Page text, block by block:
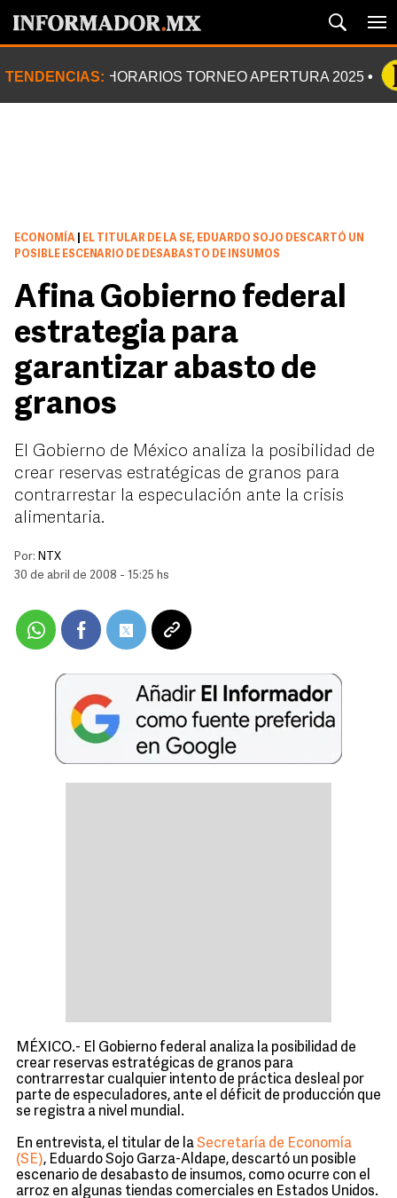
TENDENCIAS: HORARIOS TORNEO APERTURA 2025
ECONOMÍA
EL TITULAR DE LA SE, EDUARDO SOJO DESCARTÓ UN
POSIBLE ESCENARIO DE DESABASTO DE INSUMOS
Afina Gobierno federal
estrategia para
garantizar abasto de
granos
El Gobierno de México analiza la posibilidad de
crear reservas estratégicas de granos para
contrarrestar la especulación ante la crisis
alimentaria.
Por: NTX
30 de abril de 2008 - 15:25 hs
MÉXICO.- El Gobierno federal analiza la posibilidad de
crear reservas estratégicas de granos para
contrarrestar cualquier intento de práctica desleal por
parte de especuladores, ante el déficit de producción que
se registra a nivel mundial.
En entrevista, el titular de laSecretaría de Economía
(SE), Eduardo Sojo Garza-Aldape, descartó un posible
escenario de desabasto de insumos, como ocurre con el
arroz en algunas tiendas comerciales en Estados Unidos.